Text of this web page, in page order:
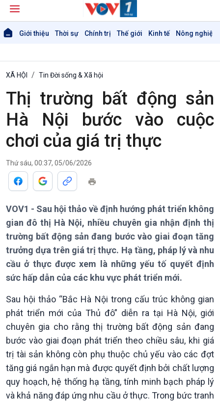
Giới thiệu Thời sự Chính trị Thế giới Kinh tế Nông nghiệp
XÃ HỘI Tin Đời sống & Xã hội
Thị trường bất động sản
Hà Nội bước vào cuộc
chơi của giá trị thực
Thứ sáu, 00:37, 05/06/2026
VOV1 - Sau hội thảo về định hướng phát triển không
gian đô thị Hà Nội, nhiều chuyên gia nhận định thị
trường bất động sản đang bước vào giai đoạn tăng
trưởng dựa trên giá trị thực. Hạ tầng, pháp lý và nhu
cầu ở thực được xem là những yếu tố quyết định
sức hấp dẫn của các khu vực phát triển mới.
Sau hội thảo “Bắc Hà Nội trong cấu trúc không gian
phát triển mới của Thủ đô” diễn ra tại Hà Nội, giới
chuyên gia cho rằng thị trường bất động sản đang
bước vào giai đoạn phát triển theo chiều sâu, khi giá
trị tài sản không còn phụ thuộc chủ yếu vào các đợt
tăng giá ngắn hạn mà được quyết định bởi chất lượng
quy hoạch, hệ thống hạ tầng, tính minh bạch pháp lý
và khả năng đáp ứng nhu cầu ở thực. Trong bức tranh